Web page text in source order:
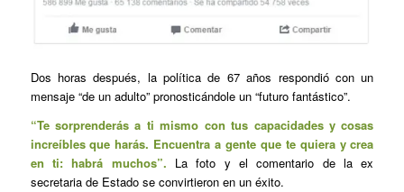
Dos horas después, la política de 67 años respondió con un
mensaje “de un adulto” pronosticándole un “futuro fantástico”.
“Te sorprenderás a ti mismo con tus capacidades y cosas
increíbles que harás. Encuentra a gente que te quiera y crea
en ti: habrá muchos”. La foto y el comentario de la ex
secretaria de Estado se convirtieron en un éxito.